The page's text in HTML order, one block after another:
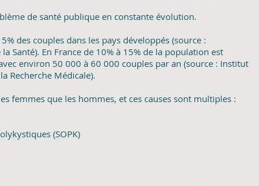
de santé publique en constante évolution.
des couples dans les pays développés (source :
Santé). En France de 10% à 15% de la population est
environ 50 000 à 60 000 couples par an (source : Institut
Recherche Médicale).
femmes que les hommes, et ces causes sont multiples :
(SOPK)